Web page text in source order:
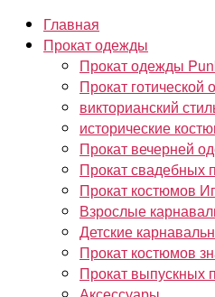
Главная
Прокат одежды
Прокат одежды
Прокат готической
викторианский
исторические
Прокат вечерней
Прокат свадебных
Прокат костюмов
Взрослые
Детские
Прокат костюмов
Прокат выпускных